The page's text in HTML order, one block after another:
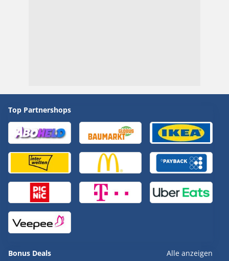
Top Partnershops
Bonus Deals Alle anzeigen